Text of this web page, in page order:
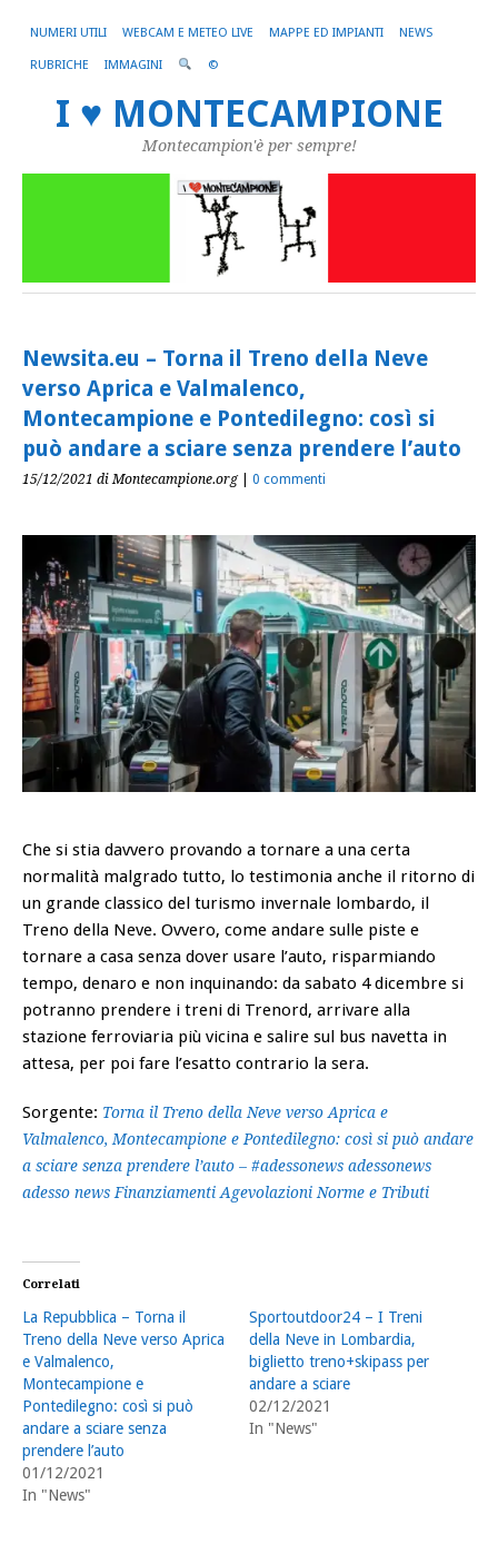
NUMERI UTILI WEBCAM E METEO LIVE MAPPE ED IMPIANTI NEWS
RUBRICHE IMMAGINI ©
I ♥ MONTECAMPIONE
Montecampion'è per sempre!
Newsita.eu – Torna il Treno della Neve
verso Aprica e Valmalenco,
Montecampione e Pontedilegno: così si
può andare a sciare senza prendere l’auto
15/12/2021 di Montecampione.org| 0 commenti
Che si stia davvero provando a tornare a una certa
normalità malgrado tutto, lo testimonia anche il ritorno di
un grande classico del turismo invernale lombardo, il
Treno della Neve. Ovvero, come andare sulle piste e
tornare a casa senza dover usare l’auto, risparmiando
tempo, denaro e non inquinando: da sabato 4 dicembre si
potranno prendere i treni di Trenord, arrivare alla
stazione ferroviaria più vicina e salire sul bus navetta in
attesa, per poi fare l’esatto contrario la sera.
Sorgente: Torna il Treno della Neve verso Aprica e
Valmalenco, Montecampione e Pontedilegno: così si può andare
a sciare senza prendere l’auto – #adessonews adessonews
adesso news Finanziamenti Agevolazioni Norme e Tributi
Correlati
La Repubblica – Torna il
Treno della Neve verso Aprica
e Valmalenco,
Montecampione e
Pontedilegno: così si può
andare a sciare senza
prendere l’auto
01/12/2021
In "News"
Sportoutdoor24 – I Treni
della Neve in Lombardia,
biglietto treno+skipass per
andare a sciare
02/12/2021
In "News"